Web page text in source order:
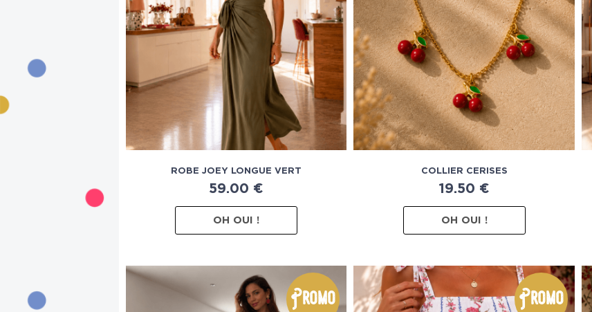
ROBE JOEY LONGUE VERT
59.00 €
OH OUI !
COLLIER CERISES
19.50 €
OH OUI !
Promo Promo